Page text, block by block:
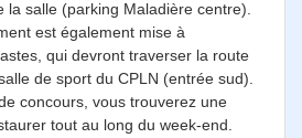
la salle (parking Maladière centre).
est également mise à
qui devront traverser la route
de sport du CPLN (entrée sud).
concours, vous trouverez une
tout au long du week-end.